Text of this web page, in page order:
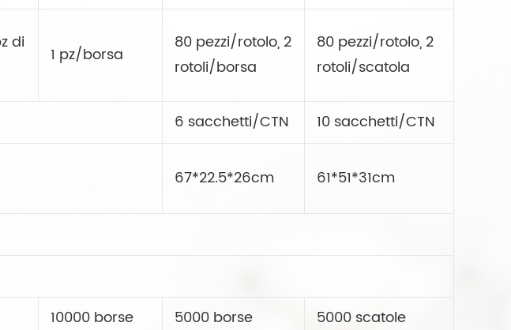
di
1 pz/borsa
80 pezzi/rotolo, 2
rotoli/borsa
80 pezzi/rotolo, 2
rotoli/scatola
6 sacchetti/CTN 10 sacchetti/CTN
67*22.5*26cm 61*51*31cm
10000 borse 5000 borse
5000 scatole